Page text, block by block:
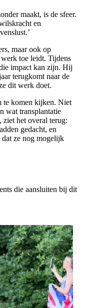
maakt, is de sfeer.
en
maar ook op
toe leidt. Tijdens
impact kan zijn. Hij
terugkomt naar de
dit werk doet.
te komen kijken. Niet
wat transplantatie
het overal terug:
gedacht, en
dat ze nog mogelijk
die aansluiten bij dit